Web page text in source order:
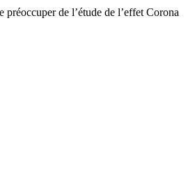
de l’étude de l’effet Corona